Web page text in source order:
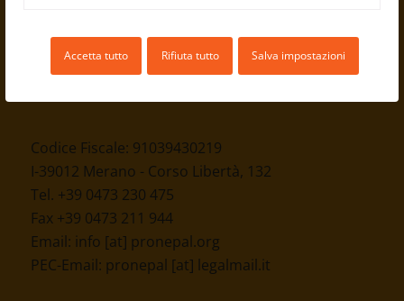
Accetta tutto Rifiuta tutto Salva impostazioni
Codice Fiscale: 91039430219
I-39012 Merano - Corso Libertà, 132
Tel. +39 0473 230 475
Fax +39 0473 211 944
Email: info [at] pronepal.org
PEC-Email: pronepal [at] legalmail.it